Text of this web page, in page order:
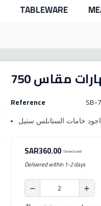
TABLEWARE
مقاس 750
Reference SB-
خامات الستانلس ستيل
SAR360.00 Tax excluded
Delivered within 1-2 days
remove add